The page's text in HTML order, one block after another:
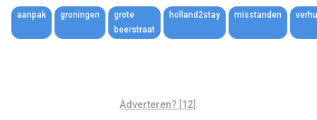
aanpak groningen
grote
beerstraat
holland2stay misstanden
Adverteren? [12]